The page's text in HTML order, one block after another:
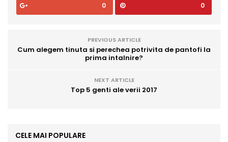
0 0
PREVIOUS ARTICLE
Cum alegem tinuta si perechea potrivita de pantofi la
prima intalnire?
NEXT ARTICLE
Top 5 genti ale verii 2017
CELE MAI POPULARE